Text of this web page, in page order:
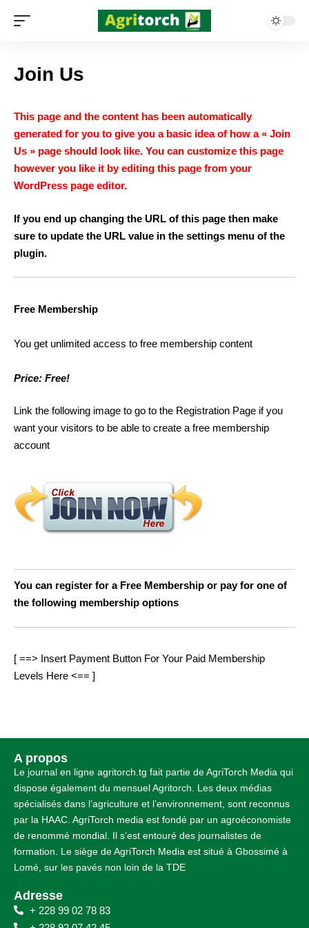
Join Us
This page and the content has been automatically
generated for you to give you a basic idea of how a « Join
Us » page should look like. You can customize this page
however you like it by editing this page from your
WordPress page editor.
If you end up changing the URL of this page then make
sure to update the URL value in the settings menu of the
plugin.
Free Membership
You get unlimited access to free membership content
Price: Free!
Link the following image to go to the Registration Page if you
want your visitors to be able to create a free membership
account
You can register for a Free Membership or pay for one of
the following membership options
[ ==> Insert Payment Button For Your Paid Membership
Levels Here <== ]
A propos
Le journal en ligne agritorch.tg fait partie de AgriTorch Media qui
dispose également du mensuel Agritorch. Les deux médias
spécialisés dans l’agriculture et l’environnement, sont reconnus
par la HAAC. AgriTorch media est fondé par un agroéconomiste
de renommé mondial. Il s’est entouré des journalistes de
formation. Le siège de AgriTorch Media est situé à Gbossimé à
Lomé, sur les pavés non loin de la TDE
Adresse
+ 228 99 02 78 83